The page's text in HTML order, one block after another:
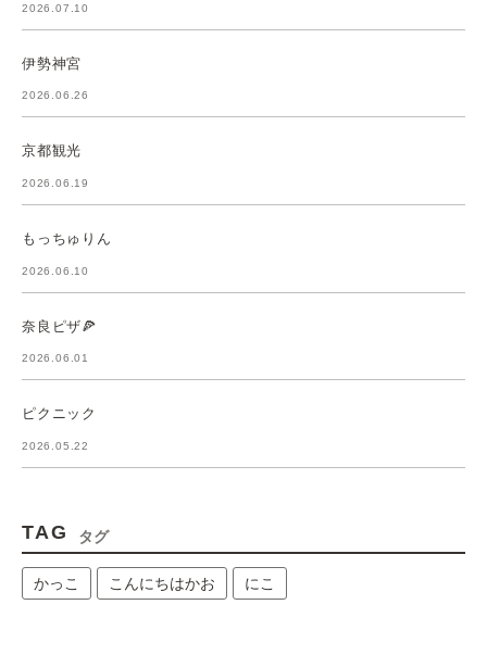
2026.07.10
伊勢神宮
2026.06.26
京都観光
2026.06.19
もっちゅりん
2026.06.10
奈良ピザ🍕
2026.06.01
ピクニック
2026.05.22
TAG タグ
かっこ こんにちはかお にこ